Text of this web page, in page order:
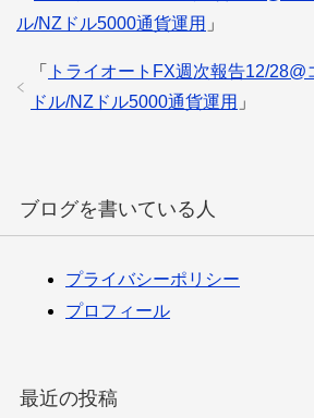
ル/NZドル5000通貨運用 」
「
トライオートFX週次報告12/
ドル/NZドル5000通貨運用 」
ブログを書いている人
プライバシーポリシー
プロフィール
最近の投稿